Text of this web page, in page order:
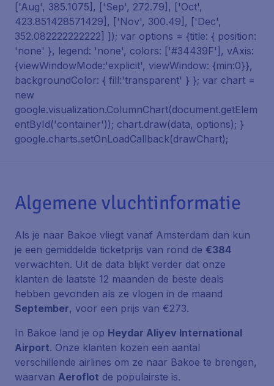
['Aug', 385.1075], ['Sep', 272.79], ['Oct',
423.851428571429], ['Nov', 300.49], ['Dec',
352.082222222222] ]); var options = {title: { position:
'none' }, legend: 'none', colors: ['#34439F'], vAxis:
{viewWindowMode:'explicit', viewWindow: {min:0}},
backgroundColor: { fill:'transparent' } }; var chart =
new
google.visualization.ColumnChart(document.getElem
entById('container')); chart.draw(data, options); }
google.charts.setOnLoadCallback(drawChart);
Algemene vluchtinformatie
Als je naar Bakoe vliegt vanaf Amsterdam dan kun
je een gemiddelde ticketprijs van rond de €384
verwachten. Uit de data blijkt verder dat onze
klanten de laatste 12 maanden de beste deals
hebben gevonden als ze vlogen in de maand
September, voor een prijs van €273.
In Bakoe land je op Heydar Aliyev International
Airport. Onze klanten kozen een aantal
verschillende airlines om ze naar Bakoe te brengen,
waarvan Aeroflot de populairste is.